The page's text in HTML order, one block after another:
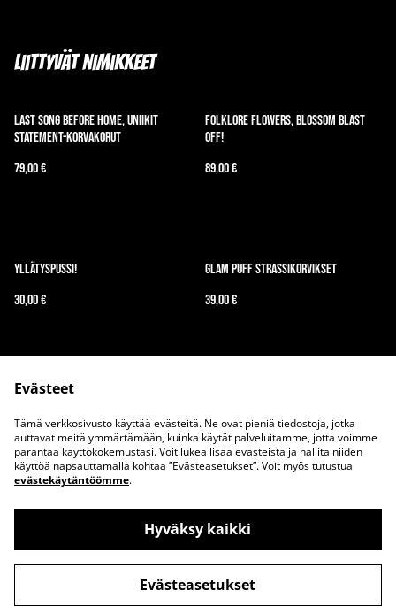
Liittyvät nimikkeet
Last Song Before Home, uniikit
statement-korvakorut
79,00 €
Folklore Flowers, Blossom Blast
Off!
89,00 €
Yllätyspussi!
30,00 €
Glam Puff Strassikorvikset
39,00 €
Ota meihin yhteyttä
Juridiset ehdot
Tietosuojakäytäntö
©2026Up the Wazoo Apparel
Evästeet
Tämä verkkosivusto käyttää evästeitä. Ne ovat pieniä tiedostoja, jotka
auttavat meitä ymmärtämään, kuinka käytät palveluitamme, jotta voimme
parantaa käyttökokemustasi. Voit lukea lisää evästeistä ja hallita niiden
käyttöä napsauttamalla kohtaa ”Evästeasetukset”. Voit myös tutustua
evästekäytäntöömme.
Hyväksy kaikki
Evästeasetukset